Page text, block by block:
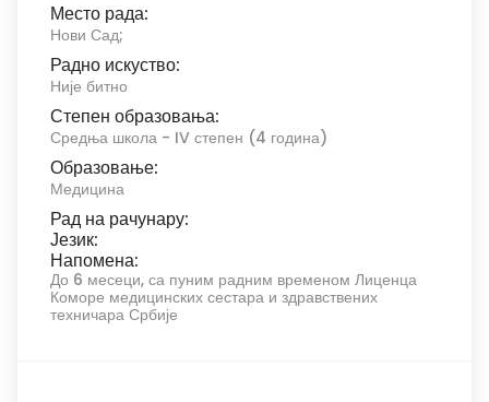
Место рада:
Нови Сад;
Радно искуство:
Није битно
Степен образовања:
Средња школа - IV степен (4 година)
Образовање:
Медицина
Рад на рачунару:
Језик:
Напомена:
До 6 месеци, са пуним радним временом Лиценца
Коморе медицинских сестара и здравствених
техничара Србије